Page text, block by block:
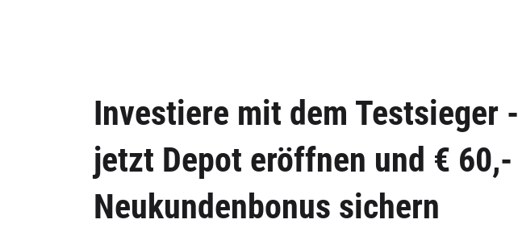
Investiere mit dem Testsieger -
jetzt Depot eröffnen und € 60,-
Neukundenbonus sichern